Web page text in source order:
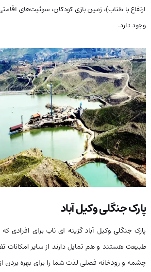
ارتفاع با طناب)، زمین بازی کودکان، سوئیت‌های
وجود دارد.
پارک جنگلی وکیل آباد
پارک جنگلی وکیل آباد گزینه ای ناب برای افرادی
طبیعت هستند و هم تمایل دارند از سایر امکانات
چشمه و رودخانه فصلی لذت شما را برای بهره